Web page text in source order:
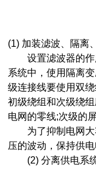
(1) 加装滤波、隔离
设置滤波器的作
系统中，使用隔离
级连接线要使用双
初级绕组和次级绕
电网的零线;次级的
为了抑制电网大
压的波动，保持供
(2) 分离供电系